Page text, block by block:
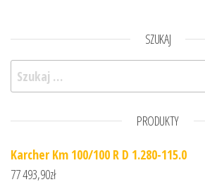
SZUKAJ
Szukaj:
PRODUKTY
Karcher Km 100/100 R D 1.280-115.0
77 493,90zł